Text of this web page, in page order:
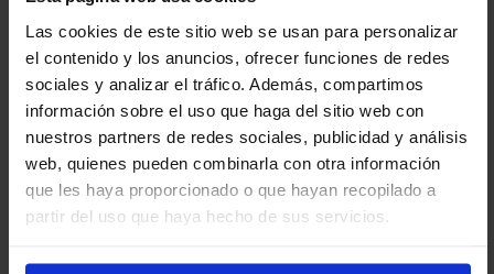
Las cookies de este sitio web se usan para personalizar
el contenido y los anuncios, ofrecer funciones de redes
sociales y analizar el tráfico. Además, compartimos
información sobre el uso que haga del sitio web con
nuestros partners de redes sociales, publicidad y análisis
web, quienes pueden combinarla con otra información
que les haya proporcionado o que hayan recopilado a
partir del uso que haya hecho de sus servicios.
(IC del 95 %: -1,61 a -1,08).
Se encontró un efecto no significativo para la
reducción de los sofocos y la mejora de la calidad de
vida en general.
Los efectos positivos del yoga en la menopausia
podrían basarse en varios mecanismos:
Regulación del sistema nervioso autónomo: el